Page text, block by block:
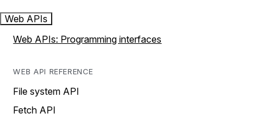
Web APIs
Web APIs: Programming interfaces
WEB API REFERENCE
File system API
Fetch API